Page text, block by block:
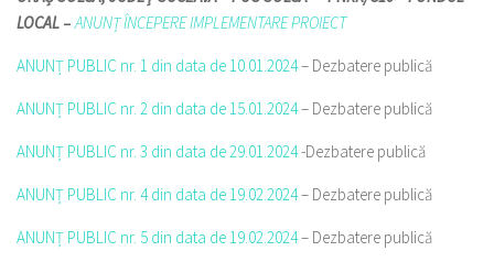
LOCAL – ANUNȚ ÎNCEPERE IMPLEMENTARE PROIECT
ANUNȚ PUBLIC nr. 1 din data de 10.01.2024– Dezbatere publică
ANUNȚ PUBLIC nr. 2 din data de 15.01.2024– Dezbatere publică
ANUNȚ PUBLIC nr. 3 din data de 29.01.2024-Dezbatere publică
ANUNȚ PUBLIC nr. 4 din data de 19.02.2024– Dezbatere publică
ANUNȚ PUBLIC nr. 5 din data de 19.02.2024– Dezbatere publică